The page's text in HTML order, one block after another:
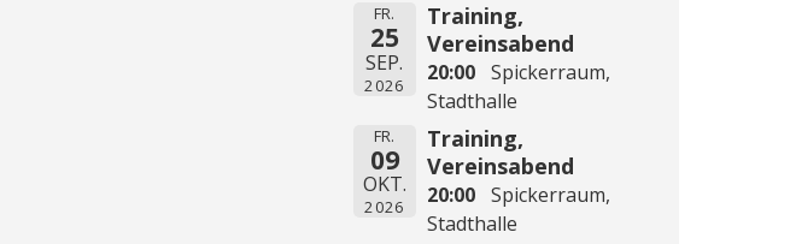
FR.
25
SEP.
2026
Training,
Vereinsabend
20:00 Spickerraum,
Stadthalle
FR.
09
OKT.
2026
Training,
Vereinsabend
20:00 Spickerraum,
Stadthalle